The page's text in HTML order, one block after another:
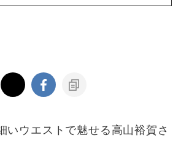
いウエストで魅せる高山裕賀さ